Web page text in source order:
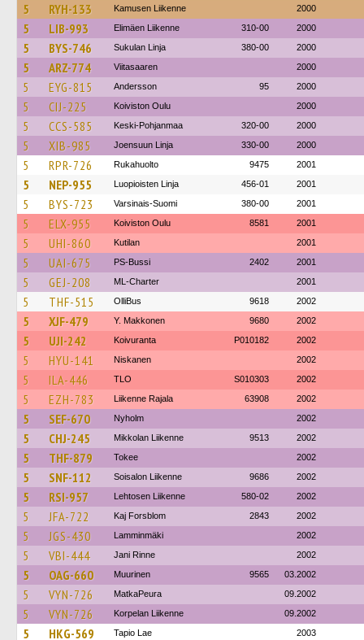
5 RYH-133 Kamusen Liikenne 2000
5 LIB-993 Elimäen Liikenne 310-00 2000
5 BYS-746 Sukulan Linja 380-00 2000
5 ARZ-774 Viitasaaren 2000
5 EYG-815 Andersson 95 2000
5 CIJ-225 Koiviston Oulu 2000
5 CCS-585 Keski-Pohjanmaa 320-00 2000
5 XIB-985 Joensuun Linja 330-00 2000
5 RPR-726 Rukahuolto 9475 2001
5 NEP-955 Luopioisten Linja 456-01 2001
5 BYS-723 Varsinais-Suomi 380-00 2001
5 ELX-955 Koiviston Oulu 8581 2001
5 UHI-860 Kutilan 2001
5 UAI-675 PS-Bussi 2402 2001
5 GEJ-208 ML-Charter 2001
5 THF-515 OlliBus 9618 2002
5 XJF-479 Y. Makkonen 9680 2002
5 UJI-242 Koivuranta P010182 2002
5 HYU-141 Niskanen 2002
5 ILA-446 TLO S010303 2002
5 EZH-783 Liikenne Rajala 63908 2002
5 SEF-670 Nyholm 2002
5 CHJ-245 Mikkolan Liikenne 9513 2002
5 THF-879 Tokee 2002
5 SNF-112 Soisalon Liikenne 9686 2002
5 RSI-957 Lehtosen Liikenne 580-02 2002
5 JFA-722 Kaj Forsblom 2843 2002
5 JGS-430 Lamminmäki 2002
5 VBI-444 Jani Rinne 2002
5 OAG-660 Muurinen 9565 03.2002
5 VYN-726 MatkaPeura 09.2002
5 VYN-726 Korpelan Liikenne 09.2002
5 HKG-569 Tapio Lae 2003